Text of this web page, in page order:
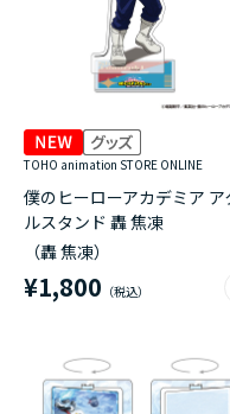
TOHO animation STORE ONLINE
僕のヒーローアカデミア ア
ルスタンド 轟 焦凍
（轟 焦凍）
¥1,800